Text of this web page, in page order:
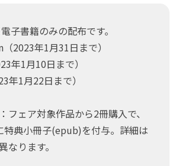
子書籍のみの配布です。
2023年1月31日まで）
年1月10日まで）
年1月22日まで）
フェア対象作品から2冊購入で、
特典小冊子(epub)を付与。詳細は
なります。